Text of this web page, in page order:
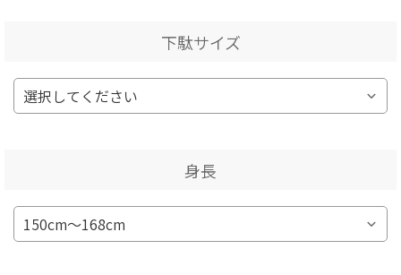
下駄サイズ
身長